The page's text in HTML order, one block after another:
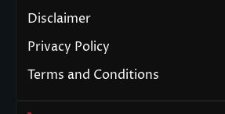
Disclaimer
Privacy Policy
Terms and Conditions